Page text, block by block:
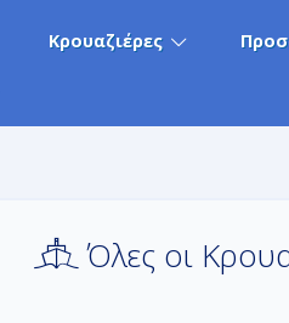
Κρουαζιέρες
Όλες οι